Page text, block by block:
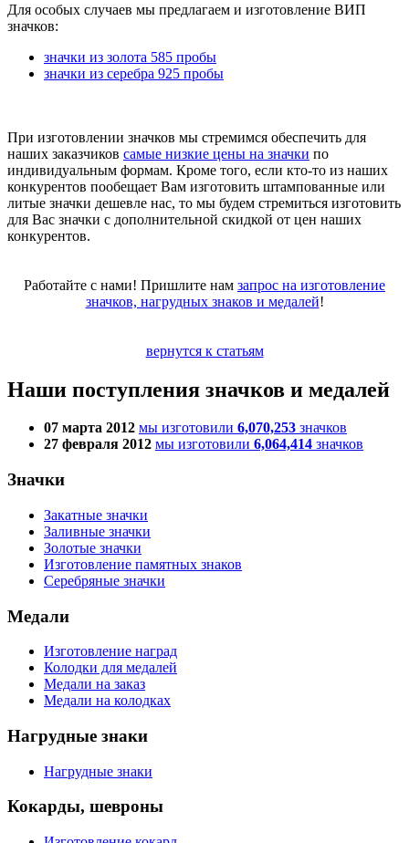
Для особых случаев мы предлагаем и изготовление ВИП
значков:
значки из золота 585 пробы
значки из серебра 925 пробы
При изготовлении значков мы стремимся обеспечить для
наших заказчиков самые низкие цены на значки по
индивидуальным формам. Кроме того, если кто-то из наших
конкурентов пообещает Вам изготовить штампованные или
литые значки дешевле нас, то мы будем стремиться изготовить
для Вас значки с дополнительной скидкой от цен наших
конкурентов.
Работайте с нами! Пришлите нам запрос на изготовление
значков, нагрудных знаков и медалей!
вернутся к статьям
Наши поступления значков и медалей
07 марта 2012 мы изготовили 6,070,253 значков
27 февраля 2012 мы изготовили 6,064,414 значков
Значки
Закатные значки
Заливные значки
Золотые значки
Изготовление памятных знаков
Серебряные значки
Медали
Изготовление наград
Колодки для медалей
Медали на заказ
Медали на колодках
Нагрудные знаки
Нагрудные знаки
Кокарды, шевроны